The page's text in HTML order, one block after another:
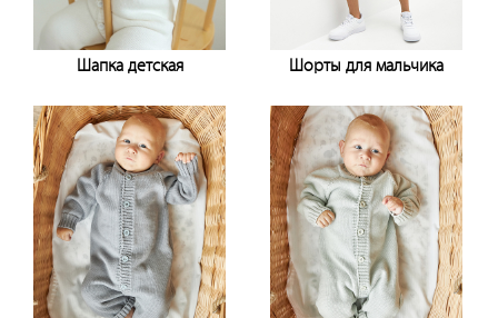
Шапка детская
Шорты для мальчика